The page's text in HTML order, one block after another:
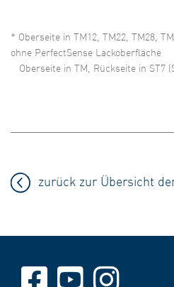
* Oberseite in TM12, TM22, TM28,
ohne PerfectSense Lackoberfläche
Oberseite in TM, Rückseite in ST7
zurück zur Übersicht